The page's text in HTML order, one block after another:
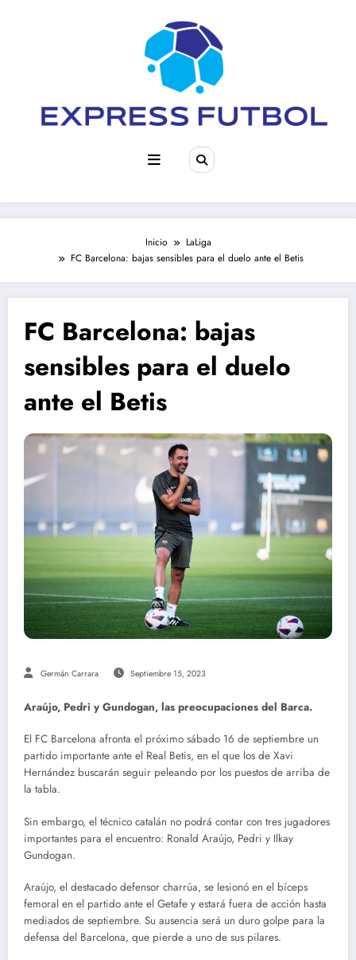
Inicio
LaLiga
FC Barcelona: bajas sensibles para el duelo ante el Betis
FC Barcelona: bajas
sensibles para el duelo
ante el Betis
Germán Carrara Septiembre 15, 2023
Araújo, Pedri y Gundogan, las preocupaciones del Barca.
El FC Barcelona afronta el próximo sábado 16 de septiembre un
partido importante ante el Real Betis, en el que los de Xavi
Hernández buscarán seguir peleando por los puestos de arriba de
la tabla.
Sin embargo, el técnico catalán no podrá contar con tres jugadores
importantes para el encuentro: Ronald Araújo, Pedri y Ilkay
Gundogan.
Araújo, el destacado defensor charrúa, se lesionó en el bíceps
femoral en el partido ante el Getafe y estará fuera de acción hasta
mediados de septiembre. Su ausencia será un duro golpe para la
defensa del Barcelona, que pierde a uno de sus pilares.